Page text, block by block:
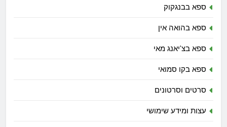
ספא בבנגקוק
ספא בהואה אין
ספא בצ'יאנג מאי
ספא בקו סמואי
סרטים וסרטונים
עצות ומידע שימושי